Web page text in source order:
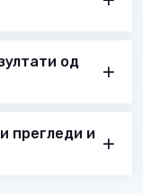
од
прегледи и